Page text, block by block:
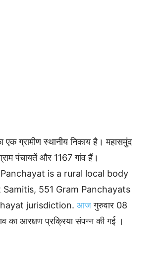
ग्रामीण स्थानीय निकाय है। महासमुंद
पंचायतें और 1167 गांव हैं।
is a rural local body
551 Gram Panchayats
jurisdiction. आजगुरुवार 08
का आरक्षण प्रक्रिया संपन्न की गई ।